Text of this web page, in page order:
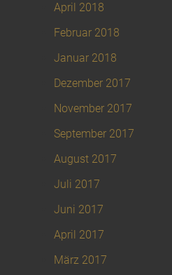
April 2018
Februar 2018
Januar 2018
Dezember 2017
November 2017
September 2017
August 2017
Juli 2017
Juni 2017
April 2017
März 2017